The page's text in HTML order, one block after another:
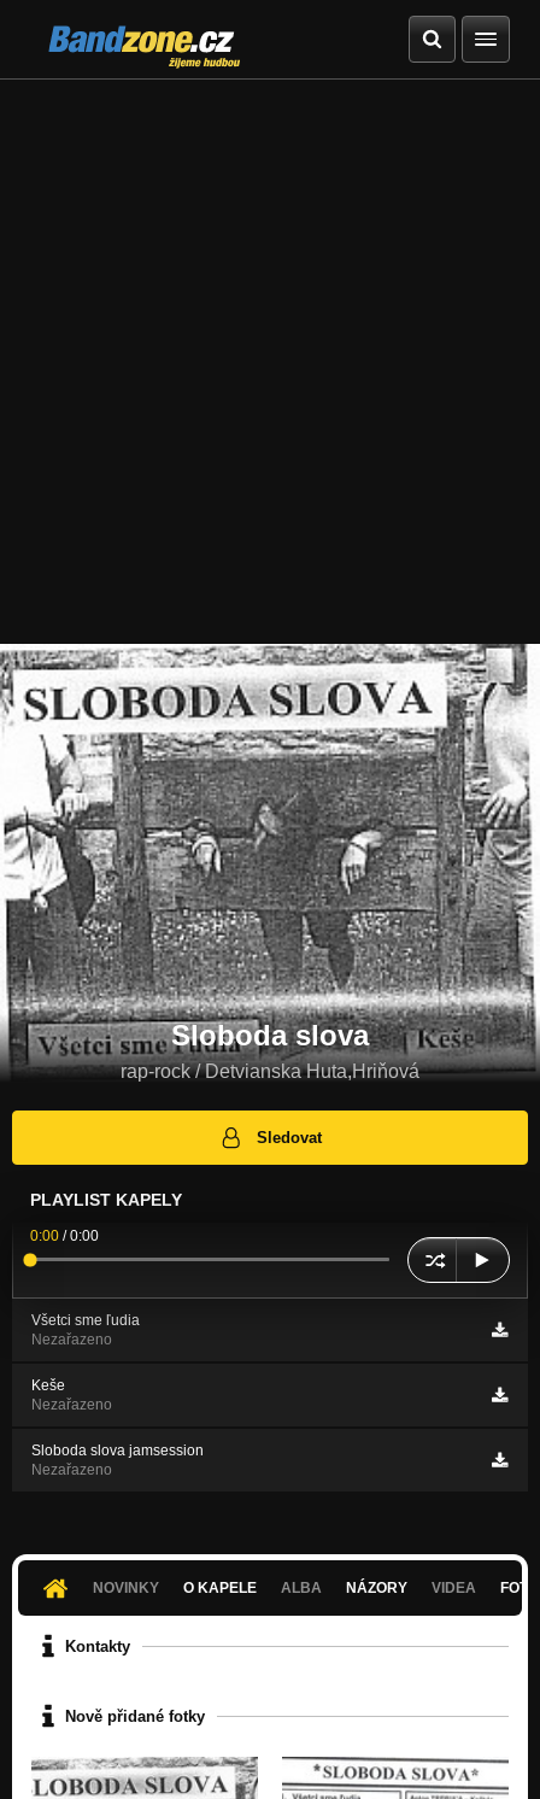
Bandzone.cz
žijeme hudbou
Sloboda slova
rap-rock / Detvianska Huta,Hriňová
Sledovat
PLAYLIST KAPELY
0:00 /0:00
Všetci sme ľudia
Nezařazeno
Keše
Nezařazeno
Sloboda slova jamsession
Nezařazeno
NOVINKY O KAPELE ALBA NÁZORY VIDEA
Kontakty
Nově přidané fotky